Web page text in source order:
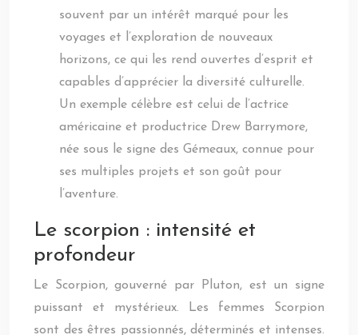
souvent par un intérêt marqué pour les
voyages et l’exploration de nouveaux
horizons, ce qui les rend ouvertes d’esprit et
capables d’apprécier la diversité culturelle.
Un exemple célèbre est celui de l’actrice
américaine et productrice Drew Barrymore,
née sous le signe des Gémeaux, connue pour
ses multiples projets et son goût pour
l’aventure.
Le scorpion : intensité et
profondeur
Le Scorpion, gouverné par Pluton, est un signe
puissant et mystérieux. Les femmes Scorpion
sont des êtres passionnés, déterminés et intenses.